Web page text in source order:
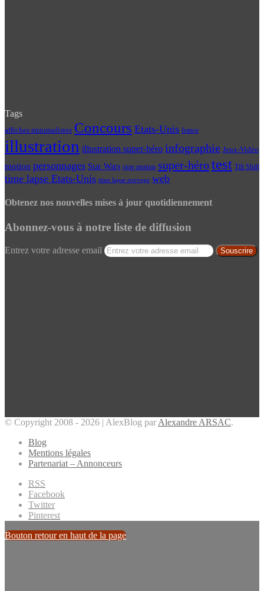
Tags
affiches minimalistes Concours Etats-Unis france
illustration illustration super-héro infographie Jeux-Vidéo
motion personnages Star Wars stop motion super-hérotest Tilt Shift
time lapse Etats-Unis time lapse norvege web
Obtenez nos nouvelles mises à jour quotidiennement
Abonnez-vous à notre liste de diffusion
Entrez votre adresse email
© Copyright 2008 - 2026 | AlexBlog par Alexandre ARSAC.
Blog
Mentions légales
Partenariat – Annonceurs
RSS
Facebook
Twitter
Pinterest
Bouton retour en haut de la page